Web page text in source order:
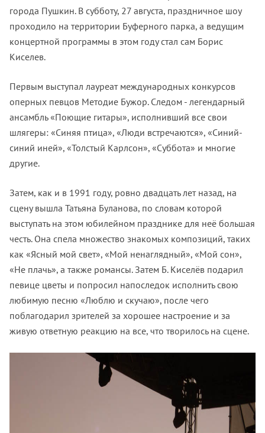
города Пушкин. В субботу, 27 августа, праздничное шоу
проходило на территории Буферного парка, а ведущим
концертной программы в этом году стал сам Борис
Киселев.
Первым выступал лауреат международных конкурсов
оперных певцов Методие Бужор. Следом - легендарный
ансамбль «Поющие гитары», исполнивший все свои
шлягеры: «Синяя птица», «Люди встречаются», «Синий-
синий иней», «Толстый Карлсон», «Суббота» и многие
другие.
Затем, как и в 1991 году, ровно двадцать лет назад, на
сцену вышла Татьяна Буланова, по словам которой
выступать на этом юбилейном празднике для неё большая
честь. Она спела множество знакомых композиций, таких
как «Ясный мой свет», «Мой ненаглядный», «Мой сон»,
«Не плачь», а также романсы. Затем Б. Киселёв подарил
певице цветы и попросил напоследок исполнить свою
любимую песню «Люблю и скучаю», после чего
поблагодарил зрителей за хорошее настроение и за
живую ответную реакцию на все, что творилось на сцене.